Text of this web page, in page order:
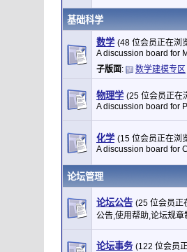
基础科学
数学 (48 位会员正在浏
A discussion board for
子版面: 数学建模专区
物理学 (25 位会员正在
A discussion board for
化学 (15 位会员正在浏
A discussion board for
论坛管理
论坛公告 (25 位会员正
公告,使用帮助,论坛规章
论坛事务 (122 位会员